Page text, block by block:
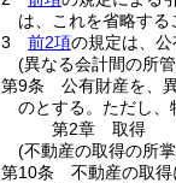
は、これを省略する
3
前2項の規定は、公
(異なる会計間の所
第9条
公有財産を、
のとする。 ただし、
第2章
取得
(不動産の取得の所
第10条
不動産の取得